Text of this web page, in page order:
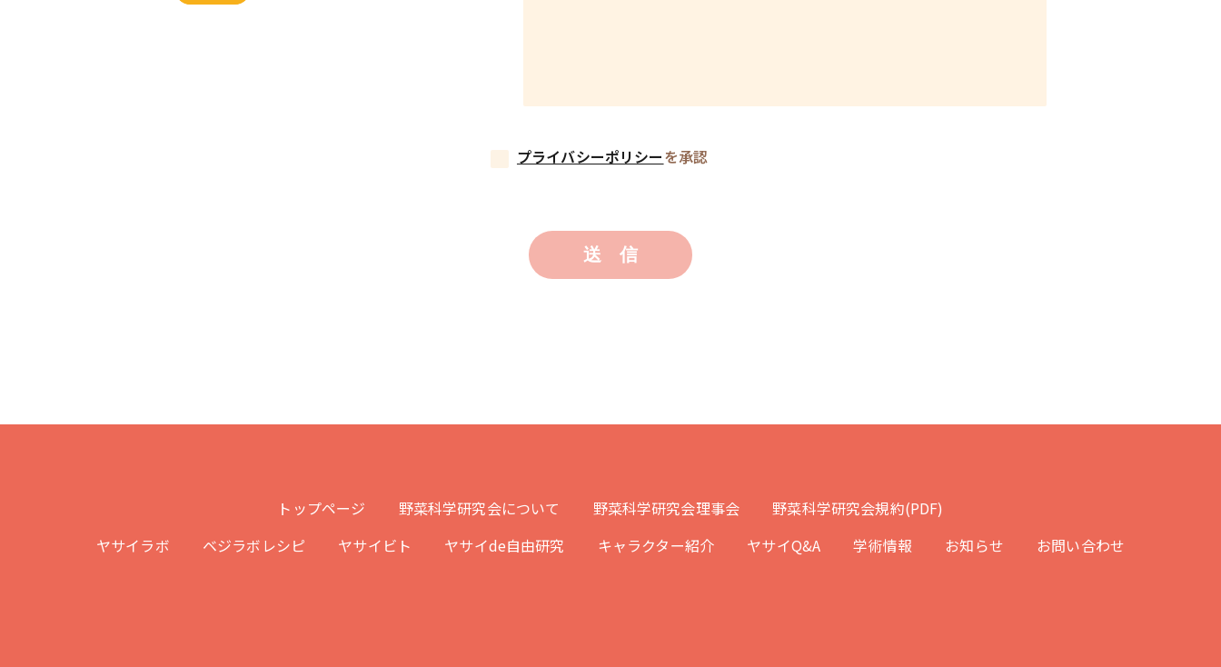
プライバシーポリシーを承認
トップページ 野菜科学研究会について 野菜科学研究会理事会
野菜科学研究会規約(PDF)
ヤサイラボ
ベジラボレシピ ヤサイビト ヤサイde自由研究 キャラクター紹介 ヤサイQ&A 学術情報 お知らせ お問い合わせ